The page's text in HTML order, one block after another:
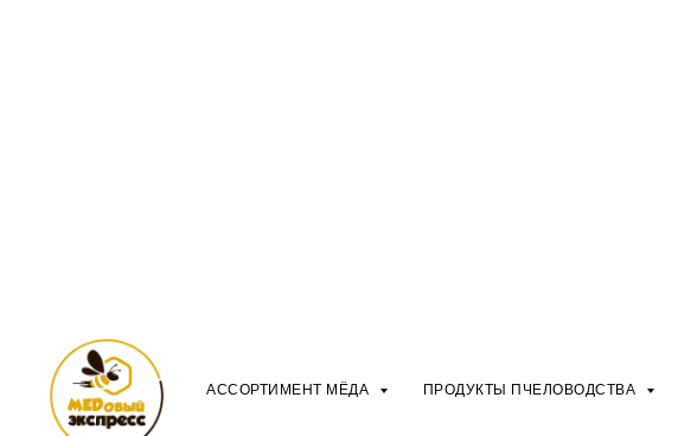
АССОРТИМЕНТ МЁДА ПРОДУКТЫ ПЧЕЛОВОДСТВА